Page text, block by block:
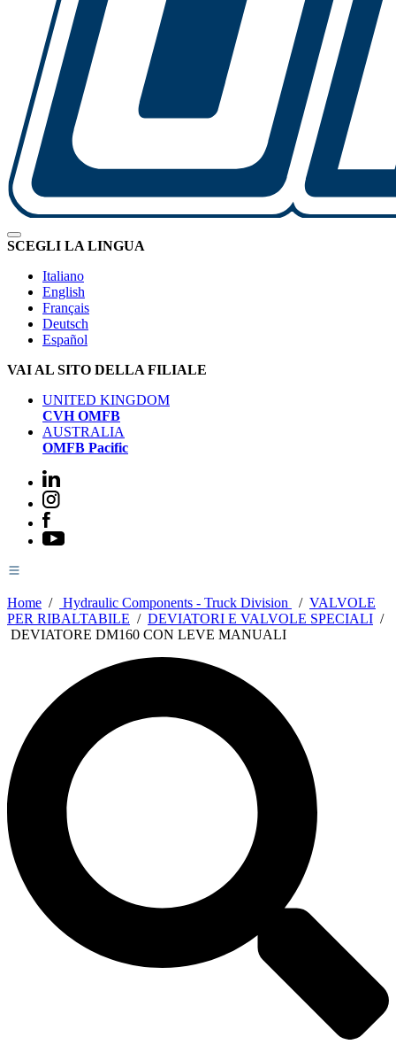
SCEGLI LA LINGUA
Italiano
English
Français
Deutsch
Español
VAI AL SITO DELLA FILIALE
UNITED KINGDOM
CVH OMFB
AUSTRALIA
OMFB Pacific
Home / Hydraulic Components - Truck Division / VALVOLE
PER RIBALTABILE / DEVIATORI E VALVOLE SPECIALI /
DEVIATORE DM160 CON LEVE MANUALI